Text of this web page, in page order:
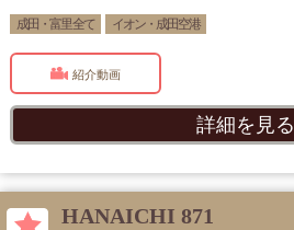
成田・富里 全て イオン・成田空港
紹介動画
詳細を見る
HANAICHI 871